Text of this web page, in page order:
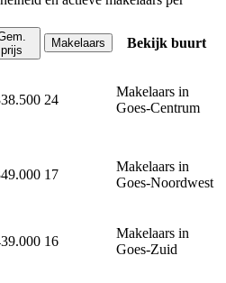
prijs
Makelaars Bekijk buurt
24
Makelaars in
Goes-Centrum
17
Makelaars in
Goes-Noordwest
16
Makelaars in
Goes-Zuid